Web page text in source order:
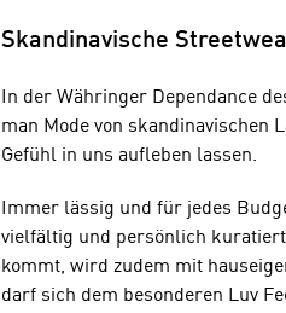
Skandinavische
In der Währinger Dependance
man Mode von skandinavischen
Gefühl in uns aufleben lassen.
Immer lässig und für jedes
vielfältig und persönlich
kommt, wird zudem mit
darf sich dem besonderen Luv